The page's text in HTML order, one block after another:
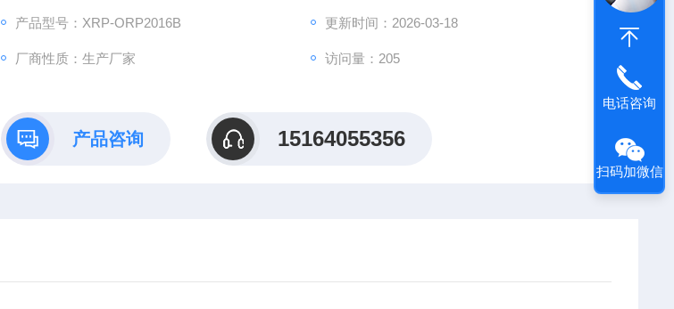
兼顾科研级精度与工业级耐用性
产品型号：XRP-ORP2016B 更新时间：2026-03-18
厂商性质：生产厂家 访问量：205
产品咨询 15164055356
电话咨询
扫码加微信